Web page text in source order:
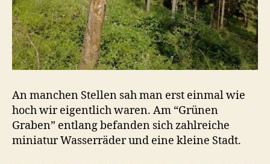
An manchen Stellen sah man erst einmal wie
hoch wir eigentlich waren. Am “Grünen
Graben” entlang befanden sich zahlreiche
miniatur Wasserräder und eine kleine Stadt.